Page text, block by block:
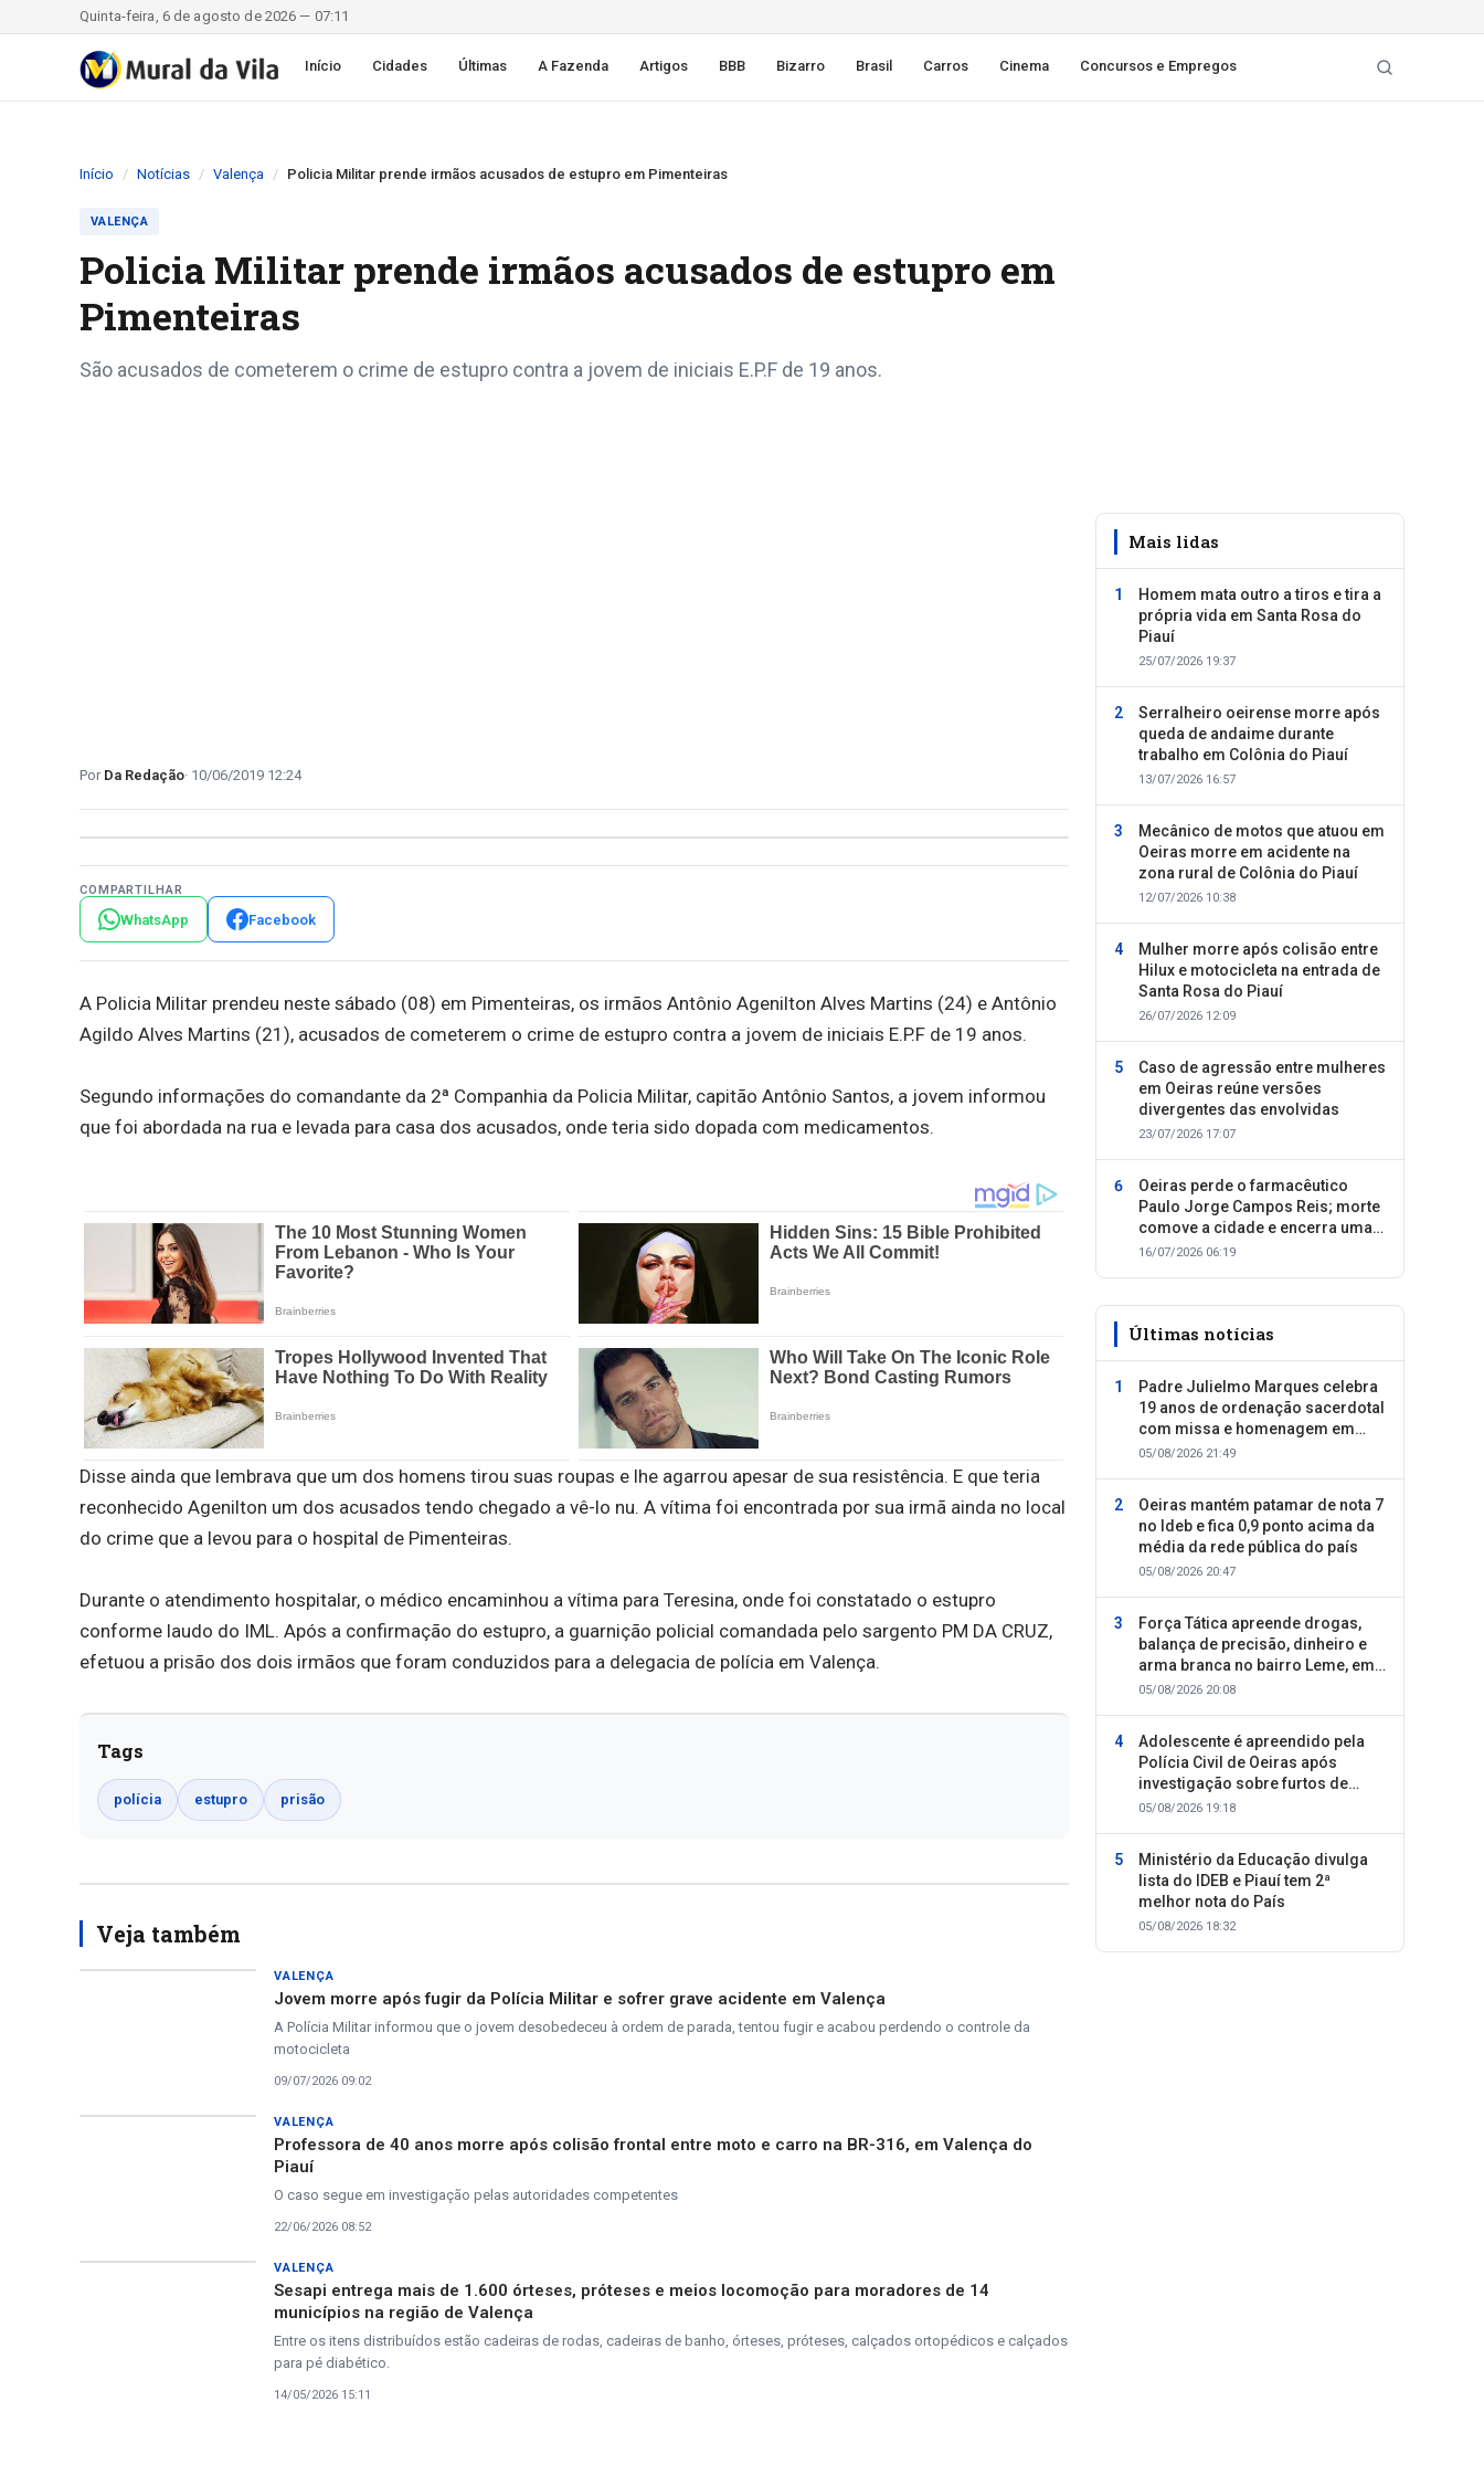
Quinta-feira, 6 de agosto de 2026 — 07:11
Início Cidades Últimas A Fazenda Artigos BBB Bizarro Brasil Carros Cinema Concursos e Empregos
Início Notícias Valença Policia Militar prende irmãos acusados de estupro em Pimenteiras
VALENÇA
Policia Militar prende irmãos acusados de estupro em
Pimenteiras
São acusados de cometerem o crime de estupro contra a jovem de iniciais E.P.F de 19 anos.
Da Redação 10/06/2019 12:24
COMPARTILHAR
WhatsApp Facebook
A Policia Militar prendeu neste sábado (08) em Pimenteiras, os irmãos Antônio Agenilton Alves Martins (24) e Antônio
Agildo Alves Martins (21), acusados de cometerem o crime de estupro contra a jovem de iniciais E.P.F de 19 anos.
Segundo informações do comandante da 2ª Companhia da Policia Militar, capitão Antônio Santos, a jovem informou
que foi abordada na rua e levada para casa dos acusados, onde teria sido dopada com medicamentos.
Disse ainda que lembrava que um dos homens tirou suas roupas e lhe agarrou apesar de sua resistência. E que teria
reconhecido Agenilton um dos acusados tendo chegado a vê-lo nu. A vítima foi encontrada por sua irmã ainda no local
do crime que a levou para o hospital de Pimenteiras.
Durante o atendimento hospitalar, o médico encaminhou a vítima para Teresina, onde foi constatado o estupro
conforme laudo do IML. Após a confirmação do estupro, a guarnição policial comandada pelo sargento PM DA CRUZ,
efetuou a prisão dos dois irmãos que foram conduzidos para a delegacia de polícia em Valença.
Tags
polícia estupro prisão
Veja também
VALENÇA
Jovem morre após fugir da Polícia Militar e sofrer grave acidente em Valença
A Polícia Militar informou que o jovem desobedeceu à ordem de parada, tentou fugir e acabou perdendo o controle da
motocicleta
09/07/2026 09:02
VALENÇA
Professora de 40 anos morre após colisão frontal entre moto e carro na BR-316, em Valença do
Piauí
O caso segue em investigação pelas autoridades competentes
22/06/2026 08:52
VALENÇA
Sesapi entrega mais de 1.600 órteses, próteses e meios locomoção para moradores de 14
municípios na região de Valença
Entre os itens distribuídos estão cadeiras de rodas, cadeiras de banho, órteses, próteses, calçados ortopédicos e calçados
para pé diabético.
14/05/2026 15:11
Mais lidas
Homem mata outro a tiros e tira a
própria vida em Santa Rosa do
Piauí
25/07/2026 19:37
Serralheiro oeirense morre após
queda de andaime durante
trabalho em Colônia do Piauí
13/07/2026 16:57
Mecânico de motos que atuou em
Oeiras morre em acidente na
zona rural de Colônia do Piauí
12/07/2026 10:38
Mulher morre após colisão entre
Hilux e motocicleta na entrada de
Santa Rosa do Piauí
26/07/2026 12:09
Caso de agressão entre mulheres
em Oeiras reúne versões
divergentes das envolvidas
23/07/2026 17:07
Oeiras perde o farmacêutico
Paulo Jorge Campos Reis; morte
comove a cidade e encerra uma
trajetória dedicada ao cuidado
16/07/2026 06:19
Últimas notícias
Padre Julielmo Marques celebra
19 anos de ordenação sacerdotal
com missa e homenagem em
Colônia do Piauí
05/08/2026 21:49
Oeiras mantém patamar de nota 7
no Ideb e fica 0,9 ponto acima da
média da rede pública do país
05/08/2026 20:47
Força Tática apreende drogas,
balança de precisão, dinheiro e
arma branca no bairro Leme, em
Oeiras
05/08/2026 20:08
Adolescente é apreendido pela
Polícia Civil de Oeiras após
investigação sobre furtos de
motocicletas
05/08/2026 19:18
Ministério da Educação divulga
lista do IDEB e Piauí tem 2ª
melhor nota do País
05/08/2026 18:32